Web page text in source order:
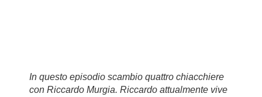
In questo episodio scambio quattro chiacchiere
con Riccardo Murgia. Riccardo attualmente vive